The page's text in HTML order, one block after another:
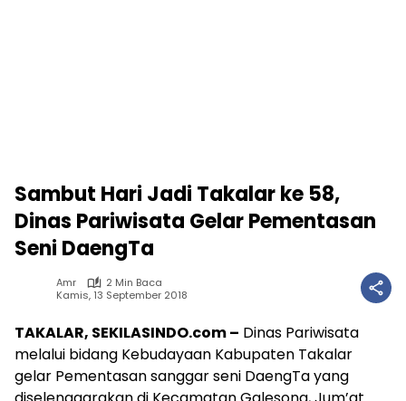
Sambut Hari Jadi Takalar ke 58,
Dinas Pariwisata Gelar Pementasan
Seni DaengTa
Amr
2 Min Baca
Kamis, 13 September 2018
TAKALAR, SEKILASINDO.com – Dinas Pariwisata
melalui bidang Kebudayaan Kabupaten Takalar
gelar Pementasan sanggar seni DaengTa yang